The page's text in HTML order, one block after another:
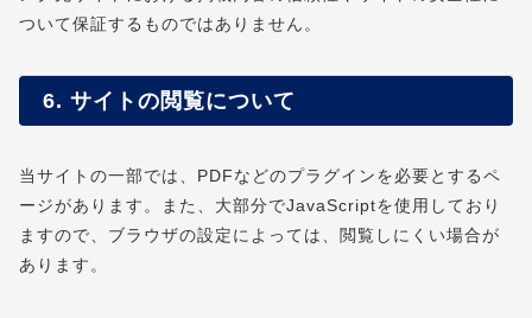
ついて保証するものではありません。
6. サイトの閲覧について
当サイトの一部では、PDFなどのプラグインを必要とするペ
ージがあります。また、大部分でJavaScriptを使用しており
ますので、ブラウザの設定によっては、閲覧しにくい場合が
あります。